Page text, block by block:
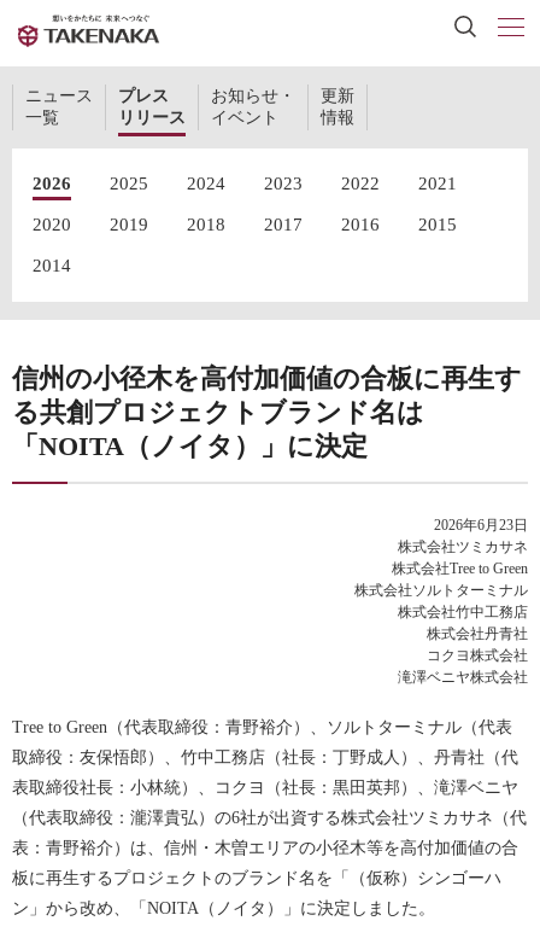
ニュース
一覧
プレス
リリース
お知らせ・
イベント
更新
情報
2026 2025 2024 2023 2022 2021
2020 2019 2018 2017 2016 2015
2014
信州の小径木を高付加価値の合板に再生す
る共創プロジェクトブランド名は
「NOITA（ノイタ）」に決定
2026年6月23日
株式会社ツミカサネ
株式会社Tree to Green
株式会社ソルトターミナル
株式会社竹中工務店
株式会社丹青社
コクヨ株式会社
滝澤ベニヤ株式会社
Tree to Green（代表取締役：青野裕介）、ソルトターミナル（代表
取締役：友保悟郎）、竹中工務店（社長：丁野成人）、丹青社（代
表取締役社長：小林統）、コクヨ（社長：黒田英邦）、滝澤ベニヤ
（代表取締役：瀧澤貴弘）の6社が出資する株式会社ツミカサネ（代
表：青野裕介）は、信州・木曽エリアの小径木等を高付加価値の合
板に再生するプロジェクトのブランド名を「（仮称）シンゴーハ
ン」から改め、「NOITA（ノイタ）」に決定しました。